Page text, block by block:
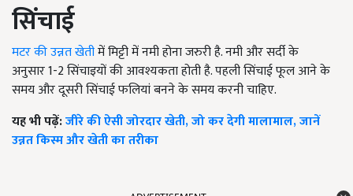
सिंचाई
मटर की उन्नत खेतीमें मिट्टी में नमी होना जरुरी है. नमी और सर्दी के
अनुसार1-2सिंचाइयों की आवश्यकता होती है. पहली सिंचाई फूल आने के
समय और दूसरी सिंचाई फलियां बनने के समय करनी चाहिए.
यह भी पढ़ें:जीरे की ऐसी जोरदार खेती, जो कर देगी मालामाल, जानें
उन्नत किस्म और खेती का तरीका